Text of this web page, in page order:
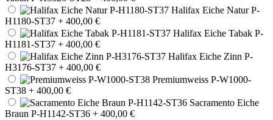
Halifax Eiche Natur P-
H1180-ST37 + 400,00 €
Halifax Eiche Tabak P-
H1181-ST37 + 400,00 €
Halifax Eiche Zinn P-
H3176-ST37 + 400,00 €
Premiumweiss P-W1000-
ST38 + 400,00 €
Sacramento Eiche
Braun P-H1142-ST36 + 400,00 €